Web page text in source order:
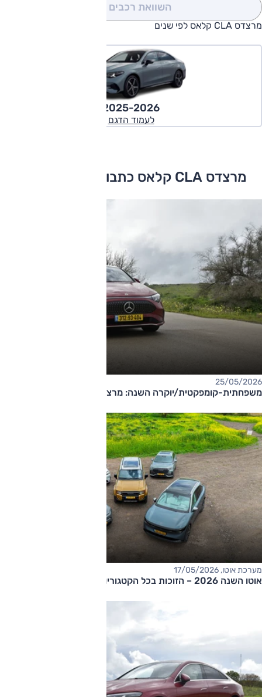
השוואת רכבים
מרצדס CLA קלאס לפי שנים
2025-2026
לעמוד הדגם
מרצדס CLA קלאס כתבות ומבחני דרכים
25/05/2026
משפחתית-קומפקטית/יוקרה השנה: מרצדס CLA
מערכת אוטו, 17/05/2026
אוטו השנה 2026 – הזוכות בכל הקטגוריות